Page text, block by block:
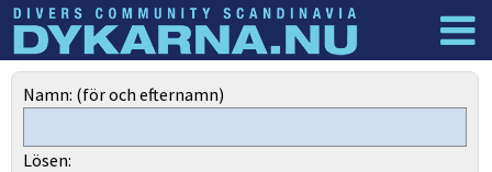
Dyknyheter
Namn: (för och efternamn)
Lösen: